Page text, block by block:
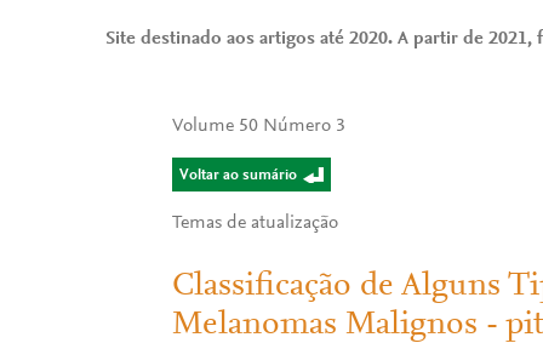
Site destinado aos artigos até 2020. A partir de
Volume 50 Número 3
Voltar ao sumário
Temas de atualização
Classificação de Alguns
Melanomas Malignos -